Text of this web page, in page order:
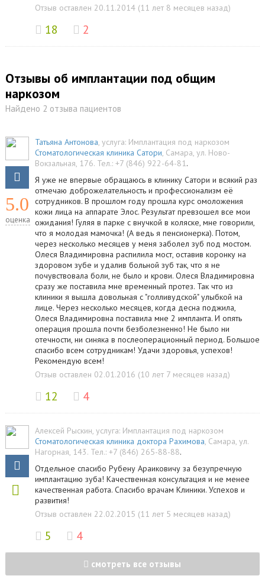
Отзыв оставлен 20.11.2014 (11 лет 8 месяцев назад)
18 2
Отзывы об имплантации под общим
наркозом
Найдено 2 отзыва пациентов
5.0
оценка
Татьяна Антонова, услуга: Имплантация под наркозом
Стоматологическая клиника Сатори, Самара, ул. Hово-
Вокзальная, 176. Тел.: +7 (846) 922-64-81.
Я уже не впервые обращаюсь в клинику Сатори и всякий раз
отмечаю доброжелательность и профессионализм её
сотрудников. В прошлом году прошла курс омоложения
кожи лица на аппарате Элос. Результат превзошел все мои
ожидания! Гуляя в парке с внучкой в коляске, мне говорили,
что я молодая мамочка! (А ведь я пенсионерка). Потом,
через несколько месяцев у меня заболел зуб под мостом.
Олеся Владимировна распилила мост, оставив коронку на
здоровом зубе и удалив больной зуб так, что я не
почувствовала боли, не было и крови. Олеся Владимировна
сразу же поставила мне временный протез. Так что из
клиники я вышла довольная с "голливудской" улыбкой на
лице. Через несколько месяцев, когда десна поджила,
Олеся Владимировна поставила мне 2 импланта. И опять
операция прошла почти безболезненно! Не было ни
отечности, ни синяка в послеоперационный период. Большое
спасибо всем сотрудникам! Удачи здоровья, успехов!
Рекомендую всем!
Отзыв оставлен 02.01.2016 (10 лет 7 месяцев назад)
12 4
Алексей Рыскин, услуга: Имплантация под наркозом
Стоматологическая клиника доктора Рахимова, Самара, ул.
Нагорная, 143. Тел.: +7 (846) 265-88-88.
Отдельное спасибо Рубену Араиковичу за безупречную
имплантацию зуба! Качественная консультация и не менее
качественная работа. Спасибо врачам Клиники. Успехов и
развития!
Отзыв оставлен 22.02.2015 (11 лет 5 месяцев назад)
5 4
смотреть все отзывы